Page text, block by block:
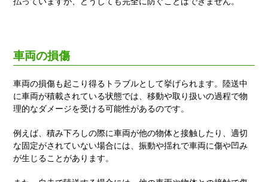
車両の損傷
車両の損傷も起こり得るトラブルとして挙げられます。陸送中
に車両が積載されている状態では、移動や取り扱いの過程で物
理的なダメージを受ける可能性があるのです。
例えば、積み下ろしの際に車両が他の物体と接触したり、適切
な固定がされていない場合には、振動や揺れで車両に傷や凹み
が生じることがあります。